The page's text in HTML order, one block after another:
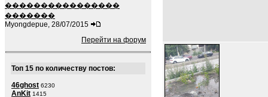
����������������
�������
Myongdepue, 28/07/2015
Перейти на форум
Топ 15 по количеству постов:
46ghost 6230
AnKit 1415